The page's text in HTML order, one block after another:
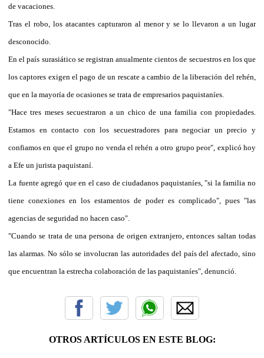
de vacaciones.
Tras el robo, los atacantes capturaron al menor y se lo llevaron a un lugar
desconocido.
En el país surasiático se registran anualmente cientos de secuestros en los que
los captores exigen el pago de un rescate a cambio de la liberación del rehén,
que en la mayoría de ocasiones se trata de empresarios paquistaníes.
"Hace tres meses secuestraron a un chico de una familia con propiedades.
Estamos en contacto con los secuestradores para negociar un precio y
confiamos en que el grupo no venda el rehén a otro grupo peor", explicó hoy
a Efe un jurista paquistaní.
La fuente agregó que en el caso de ciudadanos paquistaníes, "si la familia no
tiene conexiones en los estamentos de poder es complicado", pues "las
agencias de seguridad no hacen caso".
"Cuando se trata de una persona de origen extranjero, entonces saltan todas
las alarmas. No sólo se involucran las autoridades del país del afectado, sino
que encuentran la estrecha colaboración de las paquistaníes", denunció.
OTROS ARTÍCULOS EN ESTE BLOG: